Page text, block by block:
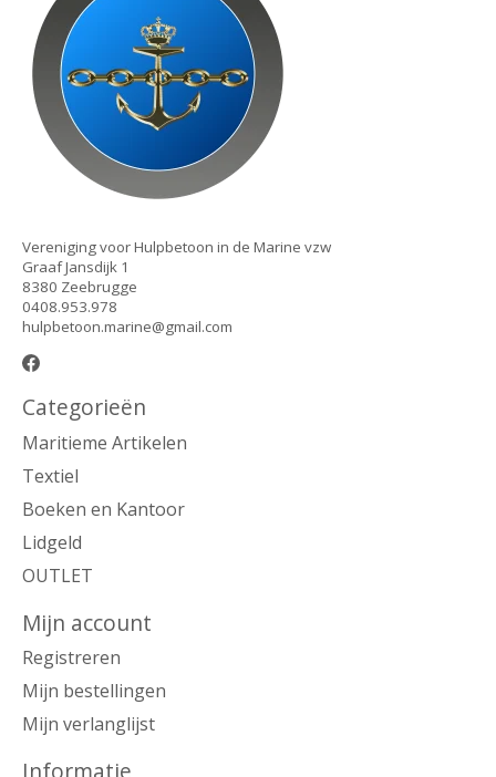
Vereniging voor Hulpbetoon in de Marine vzw
Graaf Jansdijk 1
8380 Zeebrugge
0408.953.978
hulpbetoon.marine@gmail.com
Categorieën
Maritieme Artikelen
Textiel
Boeken en Kantoor
Lidgeld
OUTLET
Mijn account
Registreren
Mijn bestellingen
Mijn verlanglijst